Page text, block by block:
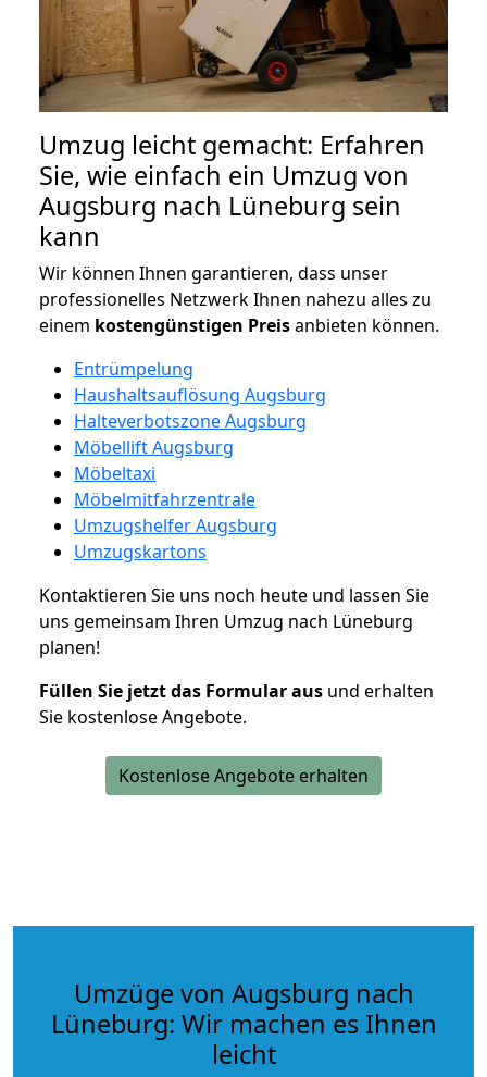
Umzug leicht gemacht: Erfahren
Sie, wie einfach ein Umzug von
Augsburg nach Lüneburg sein
kann
Wir können Ihnen garantieren, dass unser
professionelles Netzwerk Ihnen nahezu alles zu
einem kostengünstigen Preisanbieten können.
Entrümpelung
Haushaltsauflösung Augsburg
Halteverbotszone Augsburg
Möbellift Augsburg
Möbeltaxi
Möbelmitfahrzentrale
Umzugshelfer Augsburg
Umzugskartons
Kontaktieren Sie uns noch heute und lassen Sie
uns gemeinsam Ihren Umzug nach Lüneburg
planen!
Füllen Sie jetzt das Formular aus und erhalten
Sie kostenlose Angebote.
Kostenlose Angebote erhalten
Umzüge von Augsburg nach
Lüneburg: Wir machen es Ihnen
leicht